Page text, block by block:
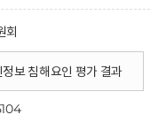
회
보 침해요인 평가 결과